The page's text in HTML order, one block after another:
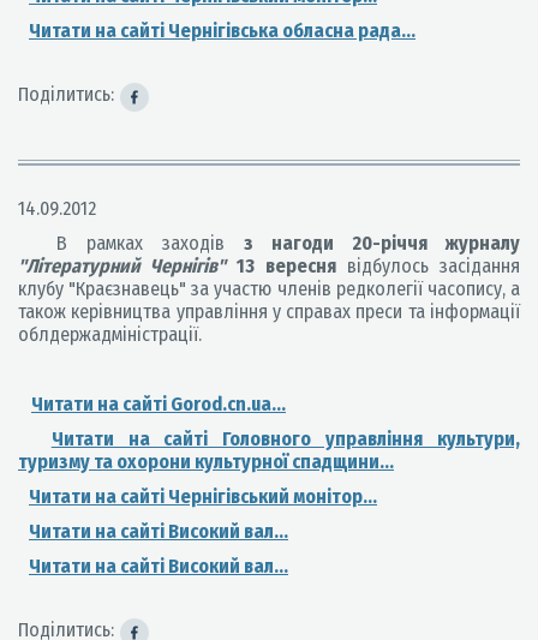
Читати на сайті Чернігівська обласна рада...
Поділитись:
14.09.2012
В рамках заходів з нагоди 20-річчя журналу
"Літературний Чернігів" 13 вереснявідбулось засідання
клубу "Краєзнавець" за участю членів редколегії часопису, а
також керівництва управління у справах преси та інформації
облдержадміністрації.
Читати на сайті Gorod.cn.ua...
Читати на сайті Головного управління культури,
туризму та охорони культурної спадщини...
Читати на сайті Чернігівський монітор...
Читати на сайті Високий вал...
Читати на сайті Високий вал...
Поділитись: